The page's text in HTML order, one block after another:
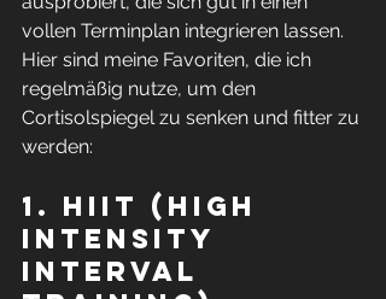
vollen Terminplan integrieren lassen.
Hier sind meine Favoriten, die ich
regelmäßig nutze, um den
Cortisolspiegel zu senken und fitter zu
werden:
1. HIIT (High
Intensity
Interval